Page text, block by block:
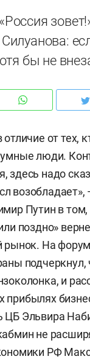
бы не
от тех,
люди.
здесь надо
возобладает»,
Путин в
поздно»
рынок. На
подчеркнул,
и
прибылях
ЦБ Эльвира
не
РФ